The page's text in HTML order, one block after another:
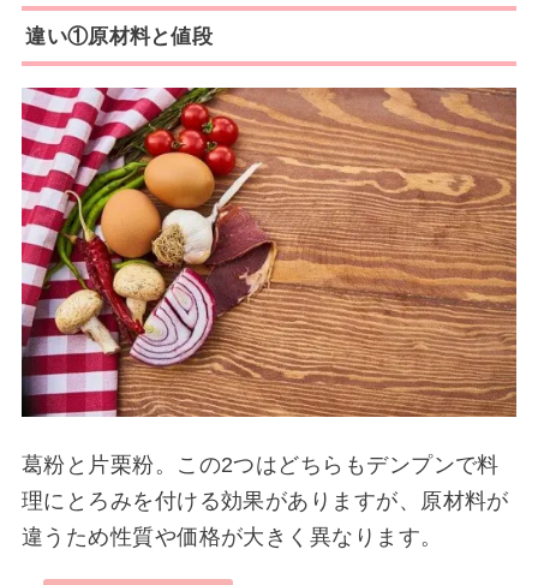
違い①原材料と値段
葛粉と片栗粉。この2つはどちらもデンプンで料
理にとろみを付ける効果がありますが、原材料が
違うため性質や価格が大きく異なります。